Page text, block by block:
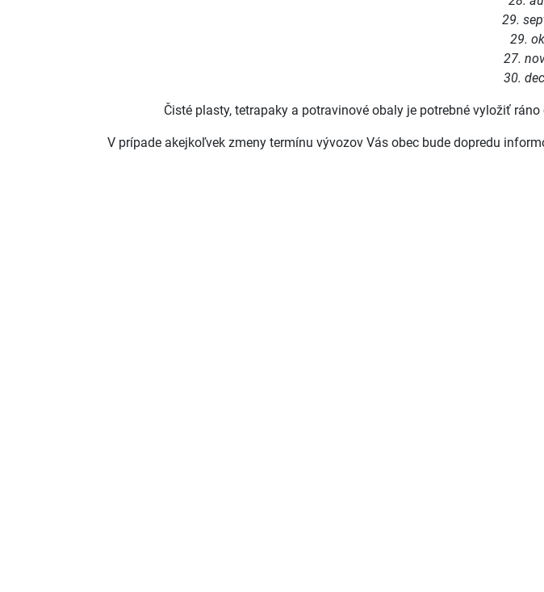
29.
29.
27.
30.
Čisté plasty, tetrapaky a potravinové obaly je potrebné vyložiť
V prípade akejkoľvek zmeny termínu vývozov Vás obec bude dopredu